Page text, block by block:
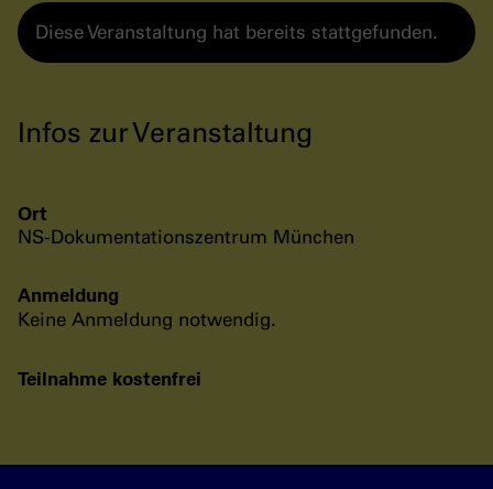
Diese Veranstaltung hat bereits stattgefunden.
Infos zur Veranstaltung
Ort
NS-Dokumentationszentrum München
Anmeldung
Keine Anmeldung notwendig.
Teilnahme kostenfrei